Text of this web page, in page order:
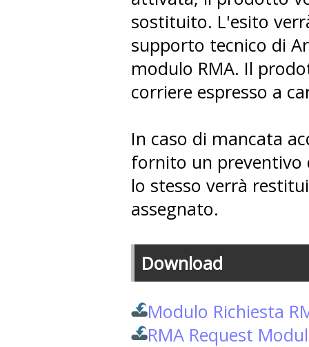
sostituito. L'esito
supporto tecnico di
modulo RMA. Il
corriere espresso a
In caso di mancata
fornito un preventivo
lo stesso verrà
assegnato.
Download
Modulo Richiesta
RMA Request